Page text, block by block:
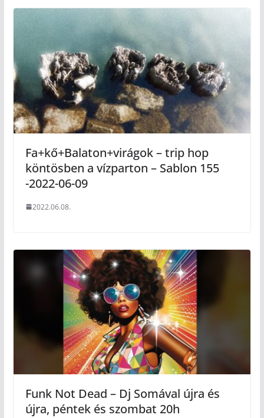
Fa+kő+Balaton+virágok – trip hop
köntösben a vízparton – Sablon 155
-2022-06-09
2022.06.08.
Funk Not Dead – Dj Somával újra és
újra, péntek és szombat 20h